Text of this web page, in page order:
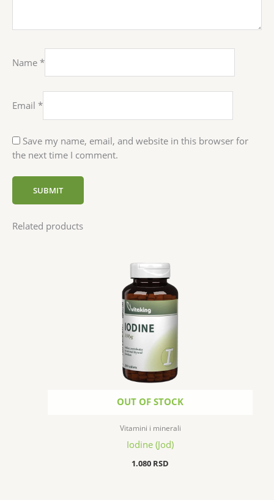
Name *
Email *
Save my name, email, and website in this browser for
the next time I comment.
Related products
OUT OF STOCK
Vitamini i minerali
Iodine (Jod)
1.080 RSD